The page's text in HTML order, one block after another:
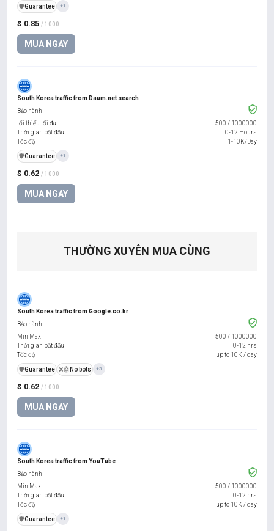
$ 0.85 / 1000
MUA NGAY
️🛡️Guarantee +1
South Korea traffic from Daum.net search
$ 0.62 / 1000
MUA NGAY
Bảo hành
tối thiểu tối đa
500 / 1000000
Thời gian bắt đầu
0-12 Hours
Tốc độ
1-10K/Day
️🛡️Guarantee +1
THƯỜNG XUYÊN MUA CÙNG
South Korea traffic from Google.co.kr
$ 0.62 / 1000
MUA NGAY
Bảo hành
Min Max
500 / 1000000
Thời gian bắt đầu
0-12 hrs
Tốc độ
up to 10K / day
️🛡️Guarantee ❌🤖 No bots +5
South Korea traffic from YouTube
Bảo hành
Min Max
500 / 1000000
Thời gian bắt đầu
0-12 hrs
Tốc độ
up to 10K / day
️🛡️Guarantee +1